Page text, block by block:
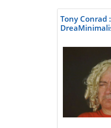
Tony Conrad :